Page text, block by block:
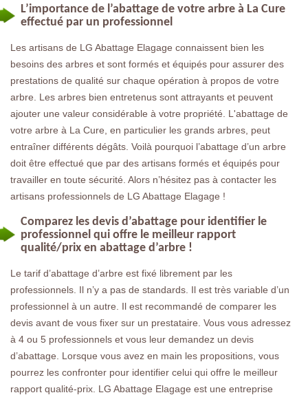
L’importance de l’abattage de votre arbre à La Cure
effectué par un professionnel
Les artisans de LG Abattage Elagage connaissent bien les
besoins des arbres et sont formés et équipés pour assurer des
prestations de qualité sur chaque opération à propos de votre
arbre. Les arbres bien entretenus sont attrayants et peuvent
ajouter une valeur considérable à votre propriété. L'abattage de
votre arbre à La Cure, en particulier les grands arbres, peut
entraîner différents dégâts. Voilà pourquoi l’abattage d’un arbre
doit être effectué que par des artisans formés et équipés pour
travailler en toute sécurité. Alors n’hésitez pas à contacter les
artisans professionnels de LG Abattage Elagage !
Comparez les devis d’abattage pour identifier le
professionnel qui offre le meilleur rapport
qualité/prix en abattage d’arbre !
Le tarif d’abattage d’arbre est fixé librement par les
professionnels. Il n’y a pas de standards. Il est très variable d’un
professionnel à un autre. Il est recommandé de comparer les
devis avant de vous fixer sur un prestataire. Vous vous adressez
à 4 ou 5 professionnels et vous leur demandez un devis
d’abattage. Lorsque vous avez en main les propositions, vous
pourrez les confronter pour identifier celui qui offre le meilleur
rapport qualité-prix. LG Abattage Elagage est une entreprise